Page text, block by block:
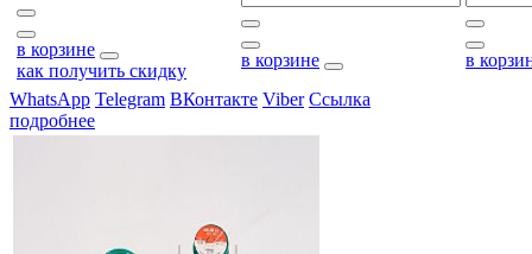
в корзине
как получить скидку
в корзине
в
WhatsApp Telegram ВКонтакте Viber Ссылка
подробнее